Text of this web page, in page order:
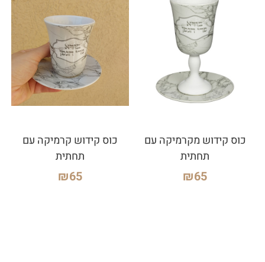
כוס קידוש מקרמיקה עם
תחתית
₪65
כוס קידוש קרמיקה עם
תחתית
₪65